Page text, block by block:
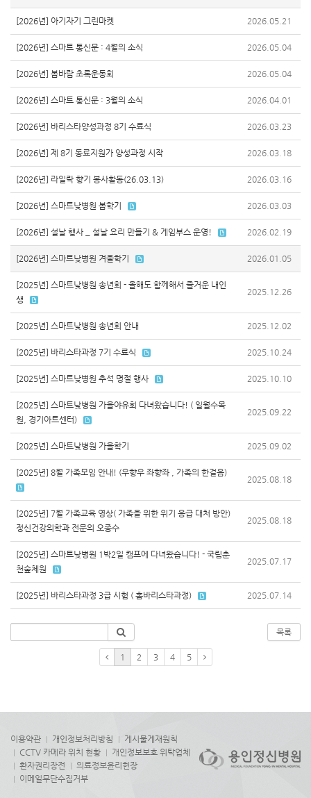
[2026년] 아기자기 그린마켓 2026.05.21
[2026년] 스마트 통신문 : 4월의 소식 2026.05.04
[2026년] 봄바람 초록운동회 2026.05.04
[2026년] 스마트 통신문 : 3월의 소식 2026.04.01
[2026년] 바리스타양성과정 8기 수료식 2026.03.23
[2026년] 제 8기 동료지원가 양성과정 시작 2026.03.18
[2026년] 라일락 향기 봉사활동(26.03.13) 2026.03.16
[2026년] 스마트낮병원 봄학기 2026.03.03
[2026년] 설날 행사 _ 설날 요리 만들기 & 게임부스 운영! 2026.02.19
[2026년] 스마트낮병원 겨울학기 2026.01.05
[2025년] 스마트낮병원 송년회 - 올해도 함께해서 즐거운 내인
생
2025.12.26
[2025년] 스마트낮병원 송년회 안내 2025.12.02
[2025년] 바리스타과정 7기 수료식 2025.10.24
[2025년] 스마트낮병원 추석 명절 행사 2025.10.10
[2025년] 스마트낮병원 가을야유회 다녀왔습니다! ( 일월수목
원, 경기아트센터)
2025.09.22
[2025년] 스마트낮병원 가을학기 2025.09.02
[2025년] 8월 가족모임 안내! (우향우 좌향좌 , 가족의 한걸음)
2025.08.18
[2025년] 7월 가족교육 영상( 가족을 위한 위기 응급 대처 방안)
정신건강의학과 전문의 오종수
2025.08.18
[2025년] 스마트낮병원 1박2일 캠프에 다녀왔습니다! - 국립춘
천숲체원
2025.07.17
[2025년] 바리스타과정 3급 시험 ( 홈바리스타과정) 2025.07.14
목록
1 2 3 4 5
이용약관 개인정보처리방침
게시물게재원칙
CCTV 카메라 위치 현황
개인정보보호 위탁업체
환자권리장전
의료정보윤리헌장
이메일무단수집거부